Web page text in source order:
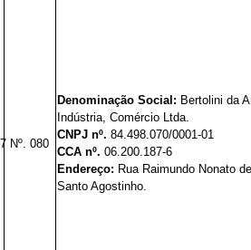
Nº. 080
Denominação Social: Bertolini da
Indústria, Comércio Ltda.
CNPJ nº.84.498.070/0001-01
CCA nº.06.200.187-6
Endereço: Rua Raimundo Nonato
Santo Agostinho.